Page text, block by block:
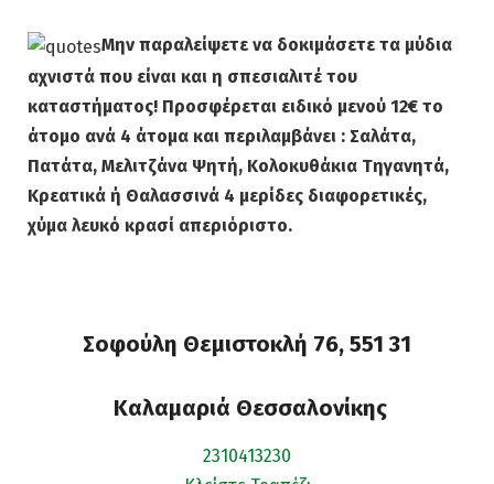
Μην παραλείψετε να δοκιμάσετε τα μύδια
αχνιστά που είναι και η σπεσιαλιτέ του
καταστήματος! Προσφέρεται ειδικό μενού 12€ το
άτομο ανά 4 άτομα και περιλαμβάνει : Σαλάτα,
Πατάτα, Μελιτζάνα Ψητή, Κολοκυθάκια Τηγανητά,
Κρεατικά ή Θαλασσινά 4 μερίδες διαφορετικές,
χύμα λευκό κρασί απεριόριστο.
Σοφούλη Θεμιστοκλή 76, 551 31
Καλαμαριά Θεσσαλονίκης
2310413230